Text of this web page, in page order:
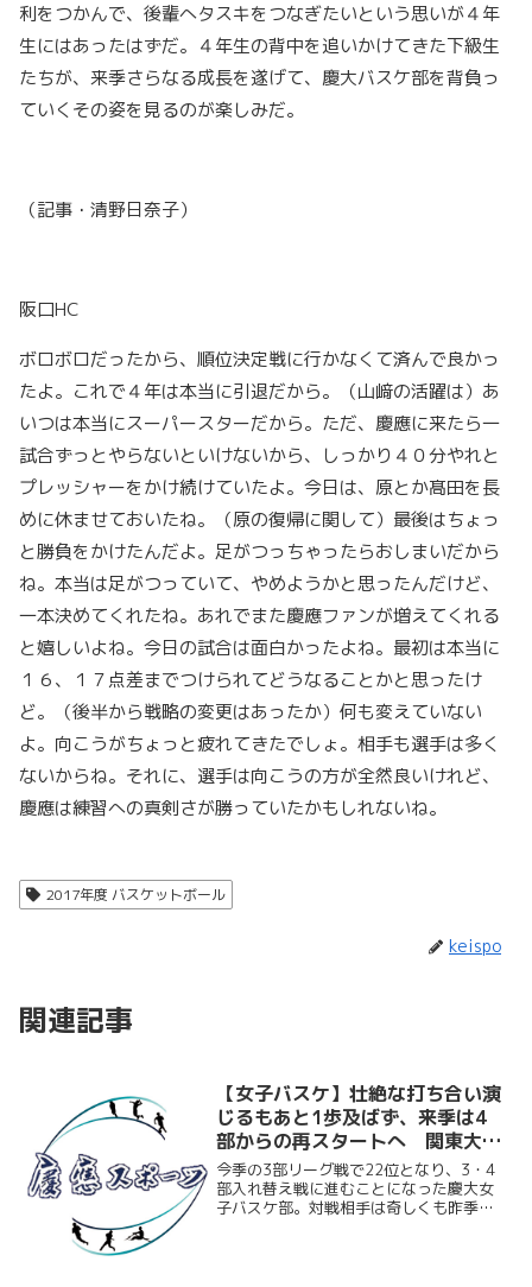
利をつかんで、後輩へタスキをつなぎたいという思いが４年
生にはあったはずだ。４年生の背中を追いかけてきた下級生
たちが、来季さらなる成長を遂げて、慶大バスケ部を背負っ
ていくその姿を見るのが楽しみだ。
（記事・清野日奈子）
阪口HC
ボロボロだったから、順位決定戦に行かなくて済んで良かっ
たよ。これで４年は本当に引退だから。（山﨑の活躍は）あ
いつは本当にスーパースターだから。ただ、慶應に来たら一
試合ずっとやらないといけないから、しっかり４０分やれと
プレッシャーをかけ続けていたよ。今日は、原とか髙田を長
めに休ませておいたね。（原の復帰に関して）最後はちょっ
と勝負をかけたんだよ。足がつっちゃったらおしまいだから
ね。本当は足がつっていて、やめようかと思ったんだけど、
一本決めてくれたね。あれでまた慶應ファンが増えてくれる
と嬉しいよね。今日の試合は面白かったよね。最初は本当に
１６、１７点差までつけられてどうなることかと思ったけ
ど。（後半から戦略の変更はあったか）何も変えていない
よ。向こうがちょっと疲れてきたでしょ。相手も選手は多く
ないからね。それに、選手は向こうの方が全然良いけれど、
慶應は練習への真剣さが勝っていたかもしれないね。
2017年度 バスケットボール
keispo
関連記事
【女子バスケ】壮絶な打ち合い演
じるもあと1歩及ばず、来季は4
部からの再スタートへ 関東大学
リーグ入れ替え戦vs獨協大
今季の3部リーグ戦で22位となり、3・4
部入れ替え戦に進むことになった慶大女
子バスケ部。対戦相手は奇しくも昨季と